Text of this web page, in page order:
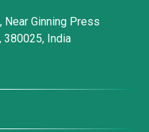
Near Ginning Press
380025, India